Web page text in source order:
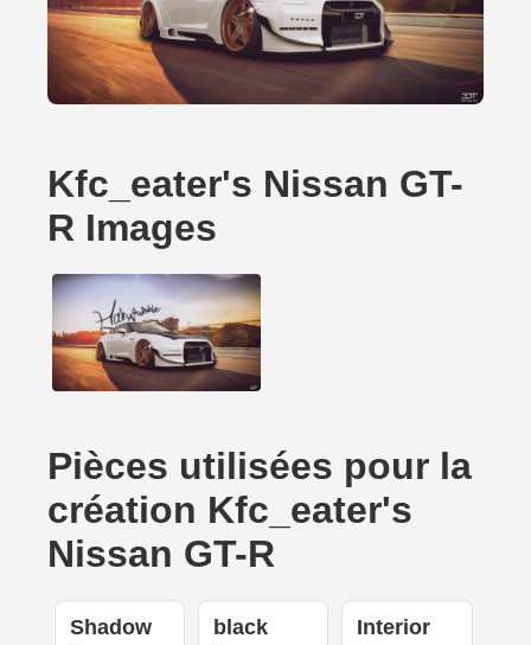
Kfc_eater's Nissan GT-
R Images
Pièces utilisées pour la
création Kfc_eater's
Nissan GT-R
Shadow black Interior